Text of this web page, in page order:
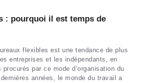
: pourquoi il est temps de
flexibles est une tendance de plus
entreprises et les indépendants, en
par ce mode d’organisation du
années, le monde du travail a